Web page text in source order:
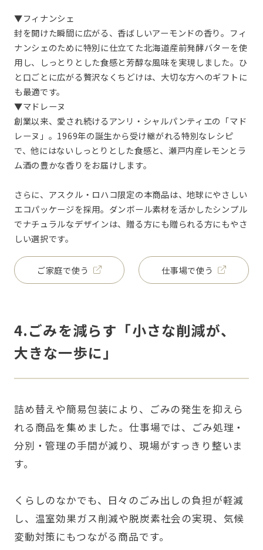
▼フィナンシェ
封を開けた瞬間に広がる、香ばしいアーモンドの香り。フィ
ナンシェのために特別に仕立てた北海道産前発酵バターを使
用し、しっとりとした食感と芳醇な風味を実現しました。ひ
と口ごとに広がる贅沢なくちどけは、大切な方へのギフトに
も最適です。
▼マドレーヌ
創業以来、愛され続けるアンリ・シャルパンティエの「マド
レーヌ」。1969年の誕生から受け継がれる特別なレシピ
で、他にはないしっとりとした食感と、瀬戸内産レモンとラ
ム酒の豊かな香りをお届けします。
さらに、アスクル・ロハコ限定の本商品は、地球にやさしい
エコパッケージを採用。ダンボール素材を活かしたシンプル
でナチュラルなデザインは、贈る方にも贈られる方にもやさ
しい選択です。
ご家庭で使う 仕事場で使う
4.ごみを減らす「小さな削減が、
大きな一歩に」
詰め替えや簡易包装により、ごみの発生を抑えら
れる商品を集めました。仕事場では、ごみ処理・
分別・管理の手間が減り、現場がすっきり整いま
す。
くらしのなかでも、日々のごみ出しの負担が軽減
し、温室効果ガス削減や脱炭素社会の実現、気候
変動対策にもつながる商品です。